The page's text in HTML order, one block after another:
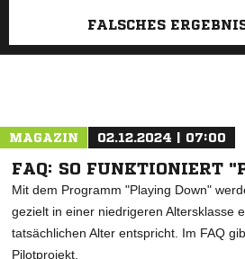
FALSCHES
MAGAZIN 02.12.2024 | 07:00
FAQ: SO FUNKTIONIERT
Mit dem Programm "Playing Down"
gezielt in einer niedrigeren Altersklasse
tatsächlichen Alter entspricht. Im FAQ
Pilotprojekt.